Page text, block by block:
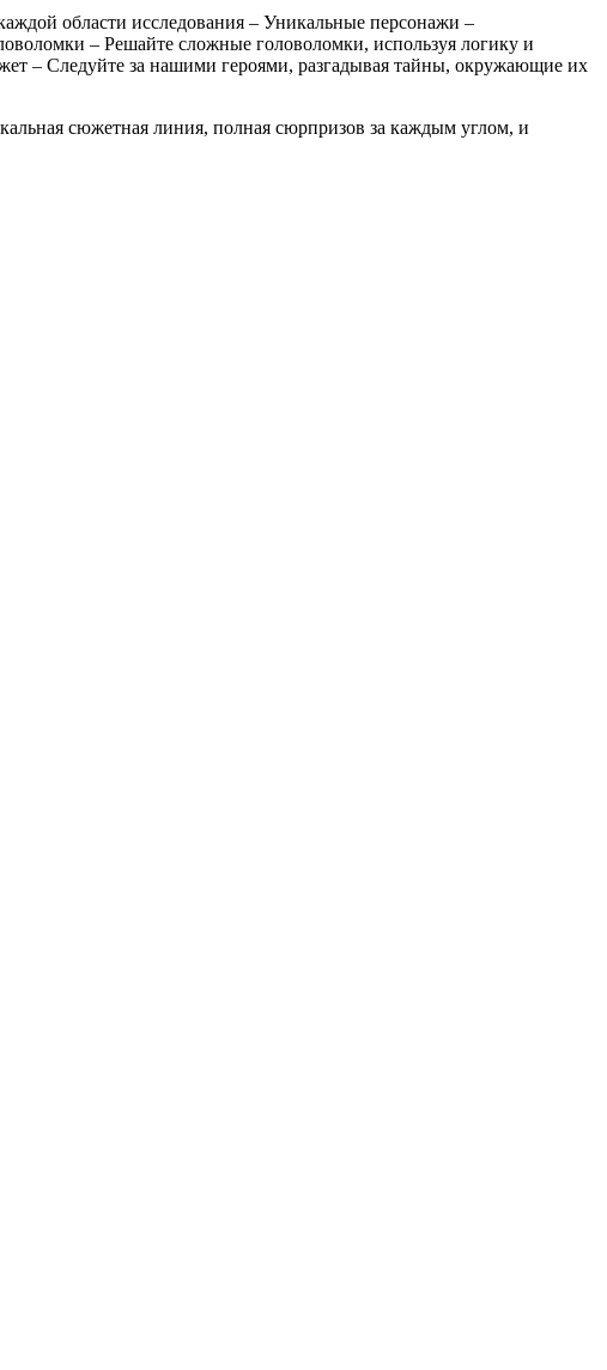
области исследования – Уникальные персонажи –
– Решайте сложные головоломки, используя логику и
– Следуйте за нашими героями, разгадывая тайны, окружающие их
сюжетная линия, полная сюрпризов за каждым углом, и